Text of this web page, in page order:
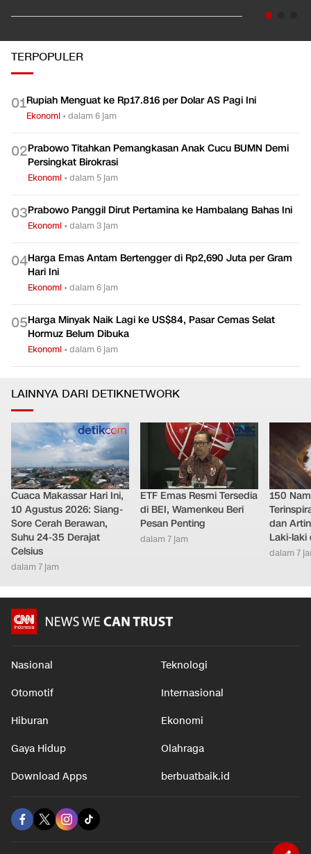
TERPOPULER
01Rupiah Menguat ke Rp17.816 per Dolar AS Pagi Ini
Ekonomi •dalam 6 jam
02Prabowo Titahkan Pemangkasan Anak Cucu BUMN Demi
Persingkat Birokrasi
Ekonomi •dalam 5 jam
03Prabowo Panggil Dirut Pertamina ke Hambalang Bahas Ini
Ekonomi •dalam 3 jam
04Harga Emas Antam Bertengger di Rp2,690 Juta per Gram
Hari Ini
Ekonomi •dalam 6 jam
05Harga Minyak Naik Lagi ke US$84, Pasar Cemas Selat
Hormuz Belum Dibuka
Ekonomi •dalam 6 jam
LAINNYA DARI DETIKNETWORK
Cuaca Makassar Hari Ini,
10 Agustus 2026: Siang-
Sore Cerah Berawan,
Suhu 24-35 Derajat
Celsius
dalam 7 jam
ETF Emas Resmi Tersedia
di BEI, Wamenkeu Beri
Pesan Penting
dalam 7 jam
150
dan
Laki-laki
dalam 7
Nasional Teknologi
Otomotif Internasional
Hiburan Ekonomi
Gaya Hidup Olahraga
Download Apps berbuatbaik.id